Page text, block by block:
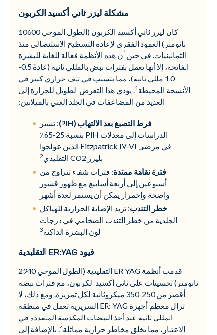
مشكلة ليزر ثاني أكسيد الكربون
كان ليزر ثاني أكسيد الكربون (الطول الموجي 10600
نانومتر) العمود الفقري لإعادة التسطيح الاستئصالي منذ
الثمانينيات. في حين أن هذه الأنظمة فعالة للغاية للبشرة
الفاتحة، إلا أنها تعمل بفترات نبض بالمللي ثانية (عادةً 0.5-
1.0 مللي ثانية)، مما يتسبب في تلف حراري كبير في
الأنسجة المحيطة 1. يؤدي هذا التعرض الطويل للحرارة إلى
العديد من المضاعفات في الجلد الغني بالميلانين:
فرط التصبغ بعد الالتهاب (PIH)
: تشير
الدراسات إلى معدلات PIH بنسبة 25-65٪
في مرضى Fitzpatrick IV-VI الذين عولجوا
بليزر CO2 التقليدي
2
فترة نقاهة ممتدة: فترات شفاء تتراوح من
أسبوعين إلى أربعة أسابيع مع ظهور قشور
واضحة وإحمرار يمكن أن يستمر لعدة أشهر
خطر التندب: تزيد الإصابة الحرارية للهياكل
الجلدية من خطر التندب الضخامي في درجات
لون البشرة الداكنة3
قيود ER:YAG التقليدية
قدمت أنظمة ER:YAG التقليدية (الطول الموجي 2940
نانومتر) تحسينات على ثاني أكسيد الكربون، مع فترات نبضة
أقصر من 250-350 ميكروثانية لكل تمريرة. ومع ذلك، لا
تزال معظم أجهزة ER: YAG السريرية تعمل في منطقة
المللي ثانية عند أخذ النبضات المكدسة المتعددة في
الاعتبار، مما يخلق مخاطر حرارية مماثلة4. بالإضافة إلى